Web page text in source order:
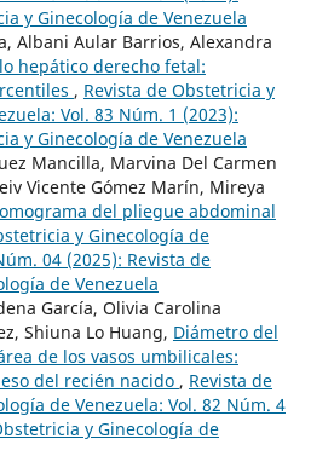
y Ginecología de Venezuela
Albani Aular Barrios, Alexandra
hepático derecho fetal:
, Revista de Obstetricia y
Vol. 83 Núm. 1 (2023):
y Ginecología de Venezuela
Mancilla, Marvina Del Carmen
Vicente Gómez Marín, Mireya
del pliegue abdominal
y Ginecología de
04 (2025): Revista de
de Venezuela
García, Olivia Carolina
Shiuna Lo Huang, Diámetro del
de los vasos umbilicales:
del recién nacido , Revista de
de Venezuela: Vol. 82 Núm. 4
y Ginecología de